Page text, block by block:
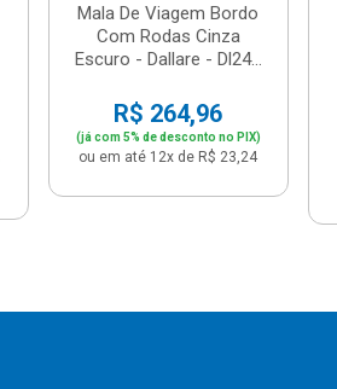
Mala De Viagem Bordo
Com Rodas Cinza
Escuro - Dallare - Dl24...
R$ 264,96
(já com 5% de desconto no PIX)
ou em até 12x de R$ 23,24